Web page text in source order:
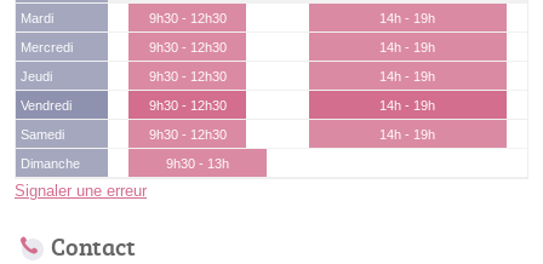
Mardi
9h30 - 12h30
14h - 19h
Mercredi
9h30 - 12h30
14h - 19h
Jeudi
9h30 - 12h30
14h - 19h
Vendredi
9h30 - 12h30
14h - 19h
Samedi
9h30 - 12h30
14h - 19h
Dimanche
9h30 - 13h
Signaler une erreur
Contact